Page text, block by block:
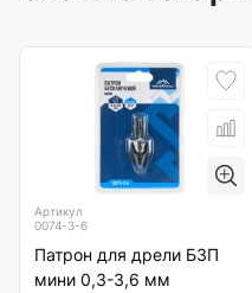
Артикул
0074-3-6
Патрон для дрели БЗП
мини 0,3-3,6 мм